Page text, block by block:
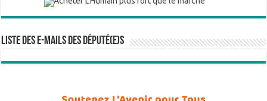
Liste des e-mails des député(e)s